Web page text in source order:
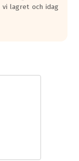
lagret och idag